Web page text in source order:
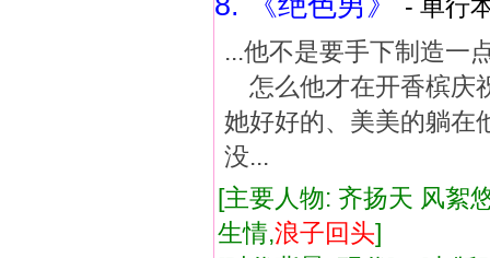
- 单行
...他不是要手下制造
怎么他才在开香槟
她好好的、美美的
没...
[主要人物: 齐扬天 风
生情,浪子回头]